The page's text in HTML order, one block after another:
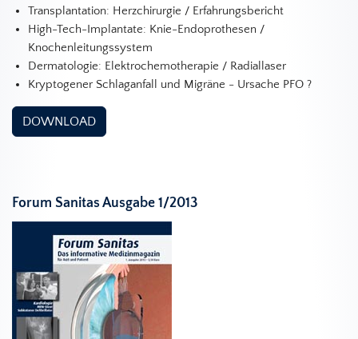
Transplantation: Herzchirurgie / Erfahrungsbericht
High-Tech-Implantate: Knie-Endoprothesen /
Knochenleitungssystem
Dermatologie: Elektrochemotherapie / Radiallaser
Kryptogener Schlaganfall und Migräne - Ursache PFO ?
DOWNLOAD
Forum Sanitas Ausgabe 1/2013